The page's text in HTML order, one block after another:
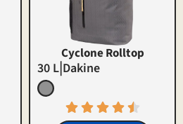
Cyclone Rolltop
30 L|Dakine